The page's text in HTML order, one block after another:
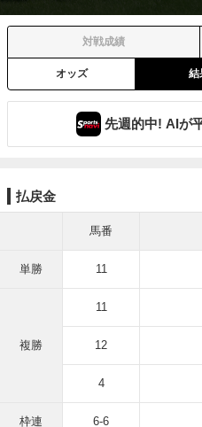
対戦成績
オッズ 結
先週的中! AIが
払戻金
馬番
単勝 11
複勝
11
12
4
枠連 6-6